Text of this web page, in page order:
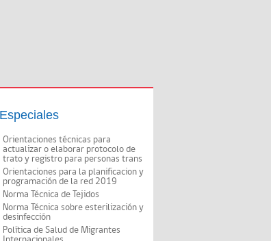
Especiales
Orientaciones técnicas para
actualizar o elaborar protocolo de
trato y registro para personas trans
Orientaciones para la planificacion y
programación de la red 2019
Norma Técnica de Tejidos
Norma Técnica sobre esterilización y
desinfección
Política de Salud de Migrantes